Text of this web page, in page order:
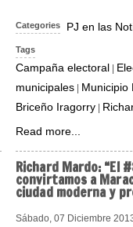
Categories PJ en las
Tags
Campaña electoral
municipales
Municipio
Briceño Iragorry
Read more...
RichardMardo: “El
convirtamos a
ciudad moderna y
Sábado, 07 Diciembre